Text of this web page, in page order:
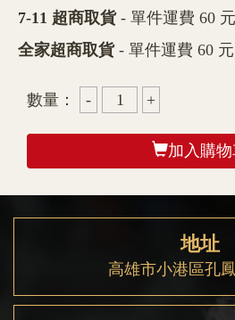
7-11 超商取貨- 單件運費 60 元
全家超商取貨- 單件運費 60 元
數量：
加入購
地址
高雄市小港區孔